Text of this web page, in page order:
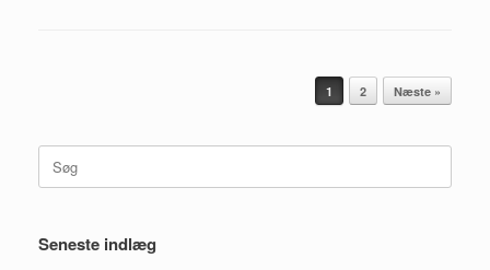
1 2 Næste »
Søg
efter:
Seneste indlæg